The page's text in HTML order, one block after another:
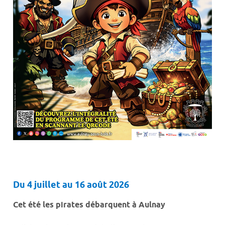
Du 4 juillet au 16 août 2026
Cet été les pirates débarquent à Aulnay